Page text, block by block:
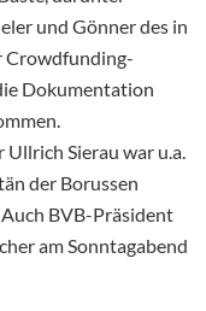
und Gönner des in
Crowdfunding-
Dokumentation
Sierau war u.a.
der Borussen
BVB-Präsident
am Sonntagabend